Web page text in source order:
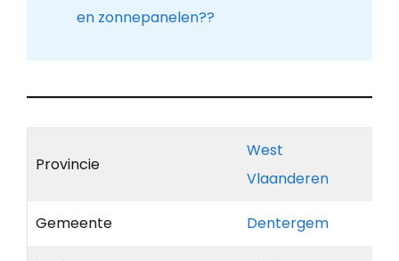
en zonnepanelen??
Provincie
West
Vlaanderen
Gemeente Dentergem